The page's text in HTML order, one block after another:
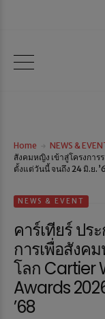
Home NEWS &
สังคมหญิง เข้าสู่โครงกา
ตั้งแต่วันนี้ จนถึง 24 มิ.ย.
NEWS & EVENT
คาร์เทียร์ ปร
การเพื่อสังค
โลก Cartier
Awards
’68